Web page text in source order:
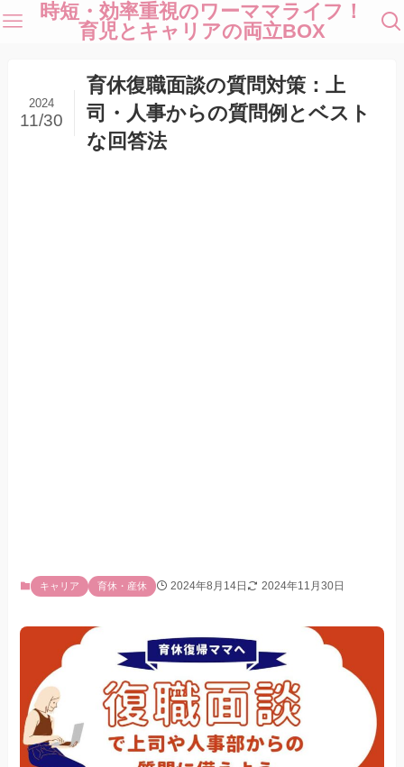
時短・効率重視のワーママライフ！
育児とキャリアの両立BOX
育休復職面談の質問対策：上
司・人事からの質問例とベスト
な回答法
2024
11/30
キャリア 育休・産休 2024年8月14日 2024年11月30日